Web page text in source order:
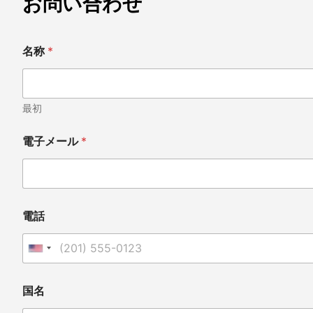
名称 *
最初
電子メール *
電話
United States +1
名
*
国名